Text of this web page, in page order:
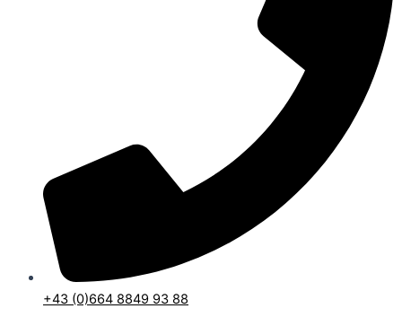
+43 (0)664 8849 93 88